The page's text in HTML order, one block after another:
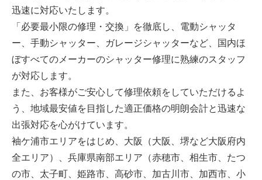
迅速に対応いたします。
「必要最小限の修理・交換」を徹底し、電動シャッタ
ー、手動シャッター、ガレージシャッターなど、国内ほ
ぼすべてのメーカーのシャッター修理に熟練のスタッフ
が対応します。
また、お客様がご安心して修理依頼をしていただけるよ
う、地域最安値を目指した適正価格の明朗会計と迅速な
出張対応を心がけています。
袖ケ浦市エリアをはじめ、大阪（大阪、堺など大阪府内
全エリア）、兵庫県南部エリア（赤穂市、相生市、たつ
の市、太子町、姫路市、高砂市、加古川市、加西市、小